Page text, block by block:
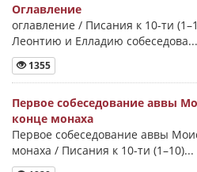
Оглавление
оглавление / Писания к 10-ти
Леонтию и Елладию собеседова...
1355
Первое собеседование аввы
конце монаха
Первое собеседование аввы
монаха / Писания к 10-ти (1–10)...